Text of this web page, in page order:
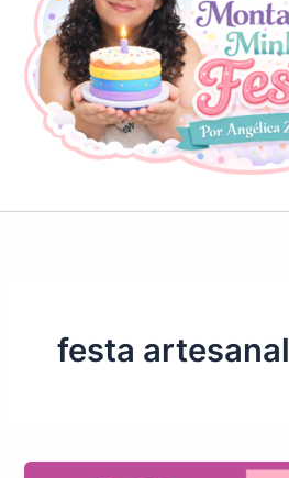
festa artesanal